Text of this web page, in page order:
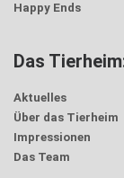
Happy Ends
Das
Aktuelles
Über das Tierheim
Impressionen
Das Team